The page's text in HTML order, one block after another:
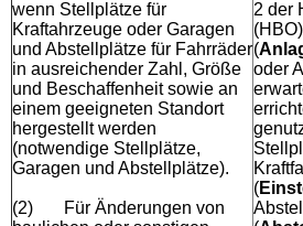
wenn Stellplätze für
Kraftahrzeuge oder Garagen
und Abstellplätze für Fahrräder
in ausreichender Zahl, Größe
und Beschaffenheit sowie an
einem geeigneten Standort
hergestellt werden
(notwendige Stellplätze,
Garagen und Abstellplätze).
(2)
Für Änderungen von
2 der
(
oder
(